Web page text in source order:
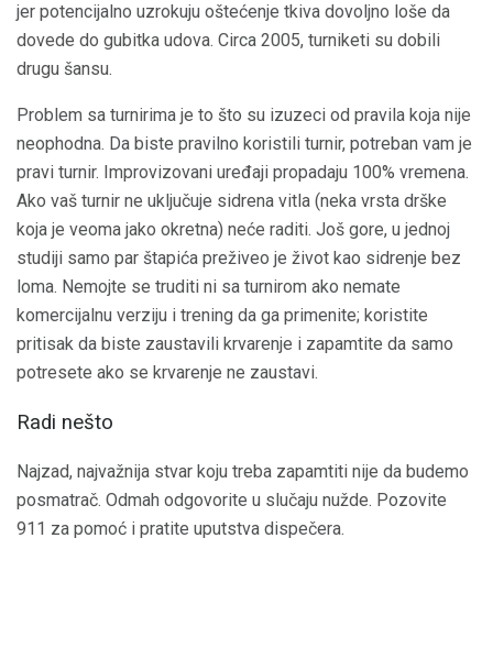
jer potencijalno uzrokuju oštećenje tkiva dovoljno loše da
dovede do gubitka udova. Circa 2005, turniketi su dobili
drugu šansu.
Problem sa turnirima je to što su izuzeci od pravila koja nije
neophodna. Da biste pravilno koristili turnir, potreban vam je
pravi turnir. Improvizovani uređaji propadaju 100% vremena.
Ako vaš turnir ne uključuje sidrena vitla (neka vrsta drške
koja je veoma jako okretna) neće raditi. Još gore, u jednoj
studiji samo par štapića preživeo je život kao sidrenje bez
loma. Nemojte se truditi ni sa turnirom ako nemate
komercijalnu verziju i trening da ga primenite; koristite
pritisak da biste zaustavili krvarenje i zapamtite da samo
potresete ako se krvarenje ne zaustavi.
Radi nešto
Najzad, najvažnija stvar koju treba zapamtiti nije da budemo
posmatrač. Odmah odgovorite u slučaju nužde. Pozovite
911 za pomoć i pratite uputstva dispečera.